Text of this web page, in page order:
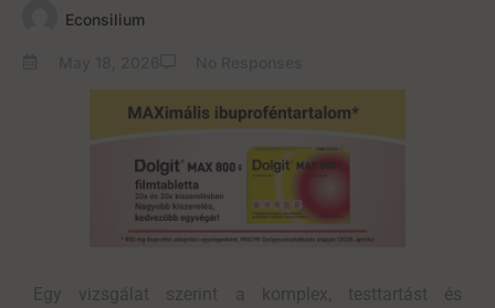
Econsilium
Egy vizsgálat szerint a komplex, testtartást és